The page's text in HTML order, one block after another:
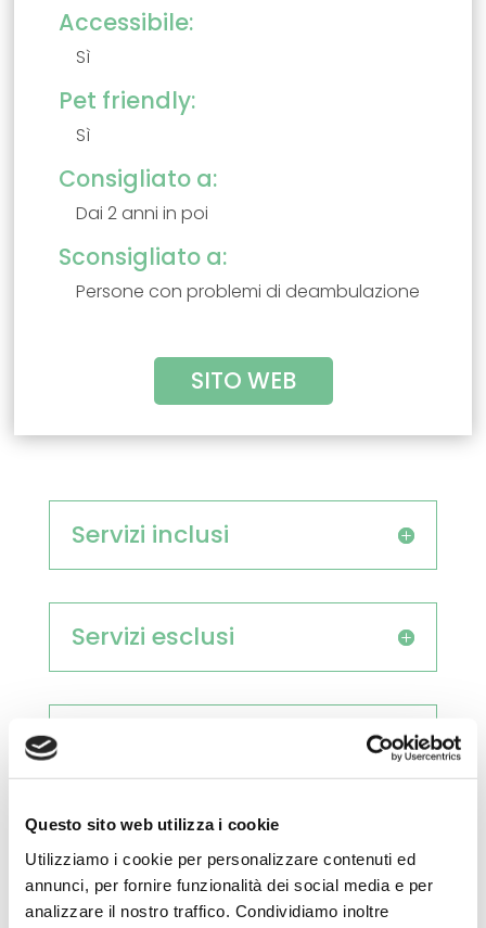
Questo sito web utilizza i cookie
Utilizziamo i cookie per personalizzare contenuti ed
annunci, per fornire funzionalità dei social media e per
analizzare il nostro traffico. Condividiamo inoltre
Accessibile:
Sì
Pet friendly:
Sì
Consigliato a:
Dai 2 anni in poi
Sconsigliato a:
Persone con problemi di deambulazione
SITO WEB
Servizi inclusi
Servizi esclusi
In caso di maltempo